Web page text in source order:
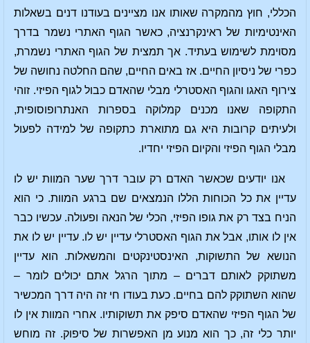
הכללי, חוץ מהמקרה שאותו אנו מציינים בעודנו דנים בשאלות
האינטימיות של ראינקרנציה, כאשר הגוף האתרי נשמר בדרך
מסוימת לשימוש בעתיד. אך תמצית של הגוף האתרי נשמרת,
כפרי של ניסיון החיים. אז באים החיים, שהם החלטה נחושה של
צירוף האגו והגוף האסטרלי מבלי שהאדם כבול לגוף הפיזי. זוהי
התקופה שאנו מכנים קמלוקה בספרות האנתרופוסופית,
ולעיתים קרובות היא גם מתוארת כתקופה של למידה לפעול
מבלי הגוף הפיזי והקיום הפיזי יחדיו.
אנו יודעים שכאשר האדם רק עובר דרך שער המוות יש לו
עדיין את כל הכוחות הללו הנמצאים שם ברגע המוות. כי הוא
הניח בצד רק את גופו הפיזי, הכלי של הנאה ופעולה. עכשיו כבר
אין לו אותו, אבל את הגוף האסטרלי עדיין יש לו. עדיין יש לו את
הנושא של התשוקות, האינסטינקטים והמשאלות. הוא עדיין
משתוקק לאותם דברים – מתוך הרגל אתם יכולים לומר –
שהוא השתוקק להם בחיים. כעת בעודו חי זה היה דרך המכשיר
של הגוף הפיזי שהאדם סיפק את תשוקותיו. אחרי המוות אין לו
יותר כלי זה, כך הוא מנוע מן האפשרות של סיפוק. זה מוחש